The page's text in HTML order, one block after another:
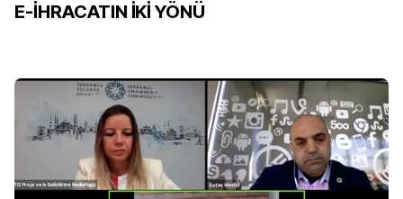
E-İHRACATIN İKİ YÖNÜ